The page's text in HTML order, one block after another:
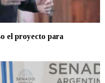
el proyecto para